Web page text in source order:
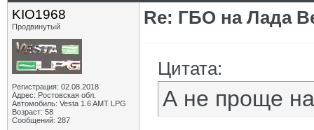
KIO1968
Продвинутый
Регистрация: 02.08.2018
Адрес: Ростовская обл.
Автомобиль: Vesta 1.6 AMT LPG
Возраст: 58
Сообщений: 287
Re: ГБО на Лада
Цитата:
А не проще